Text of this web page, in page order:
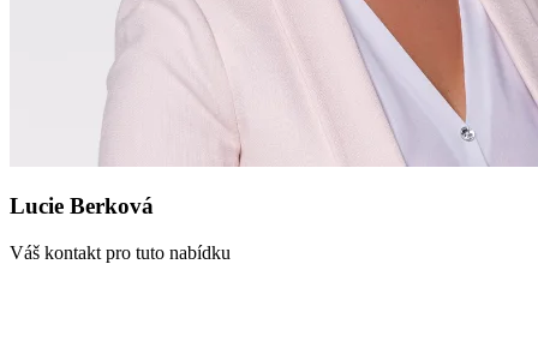
Lucie Berková
Váš kontakt pro tuto nabídku